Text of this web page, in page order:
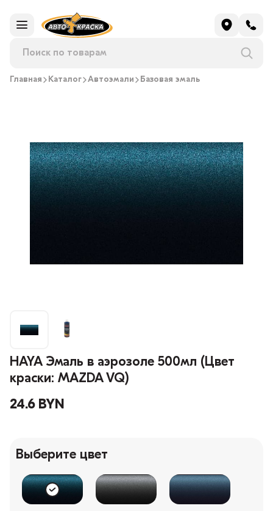
Главная Каталог Автоэмали Базовая эмаль
HAYA Эмаль в аэрозоле 500мл (Цвет
краски: MAZDA VQ)
24.6 BYN
Выберите цвет